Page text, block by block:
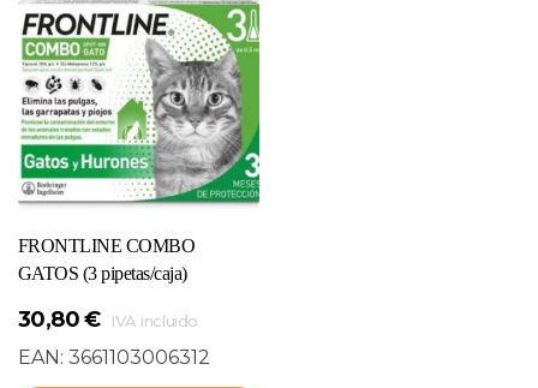
FRONTLINE COMBO
GATOS (3 pipetas/caja)
30,80€ IVA incluido
EAN: 3661103006312